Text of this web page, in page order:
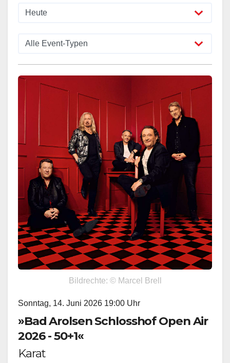
Bildrechte: © Marcel Brell
Sonntag, 14. Juni 2026 19:00 Uhr
»Bad Arolsen Schlosshof Open Air
2026 - 50+1«
Karat